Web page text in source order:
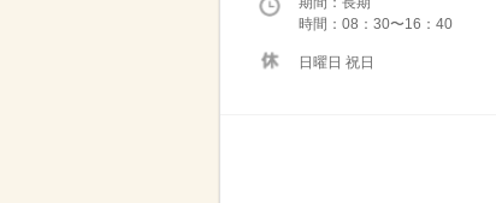
時間：08：30〜16：40
日曜日 祝日